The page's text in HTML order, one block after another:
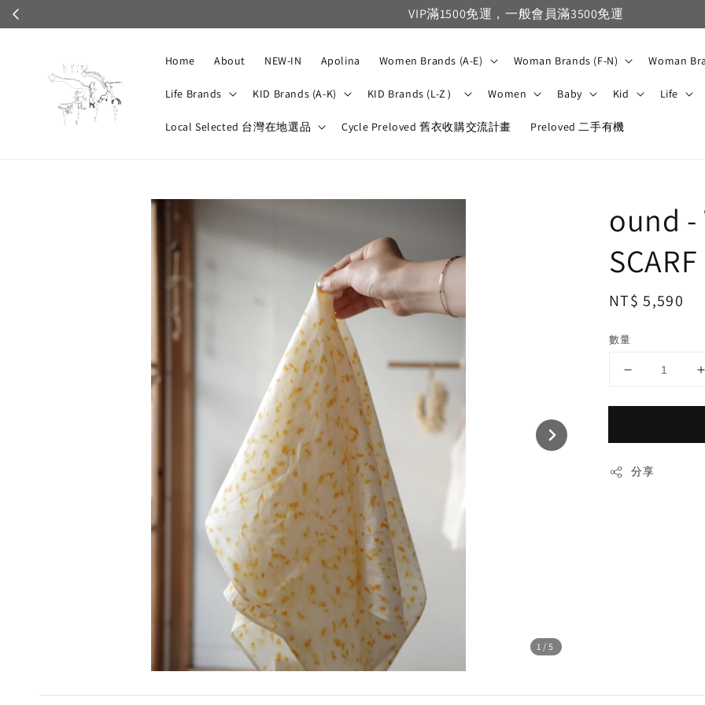
VIP滿1500免運，一般會員滿3500免運
Home About NEW-IN Apolina Women Brands (A-E) Woman Brands (F-N) Woman
Life Brands KID Brands (A-K) KID Brands (L-Z） Women Baby Kid Life
Local Selected 台灣在地選品 Cycle Preloved 舊衣收購交流計畫 Preloved 二手有機
1 /5
ound -
Regular
NT$ 5,590
數量
分享